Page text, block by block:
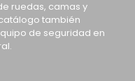
ruedas, camas y
también
de seguridad en